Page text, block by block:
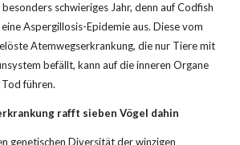
schwieriges Jahr, denn auf Codfish
Aspergillosis-Epidemie aus. Diese vom
Atemwegserkrankung, die nur Tiere mit
befällt, kann auf die inneren Organe
führen.
rafft sieben Vögel dahin
genetischen Diversität der winzigen